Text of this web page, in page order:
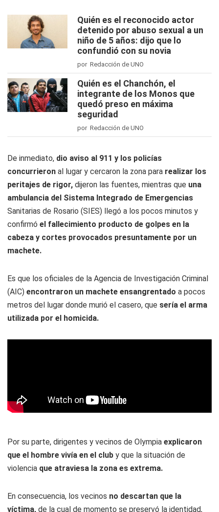
Quién es el reconocido actor
detenido por abuso sexual a un
niño de 5 años: dijo que lo
confundió con su novia
por Redacción de UNO
Quién es el Chanchón, el
integrante de los Monos que
quedó preso en máxima
seguridad
por Redacción de UNO
De inmediato, dio aviso al 911 y los policías
concurrieron al lugar y cercaron la zona para realizar los
peritajes de rigor, dijeron las fuentes, mientras que una
ambulancia del Sistema Integrado de Emergencias
Sanitarias de Rosario (SIES) llegó a los pocos minutos y
confirmó el fallecimiento producto de golpes en la
cabeza y cortes provocados presuntamente por un
machete.
Es que los oficiales de la Agencia de Investigación Criminal
(AIC) encontraron un machete ensangrentado a pocos
metros del lugar donde murió el casero, que sería el arma
utilizada por el homicida.
Por su parte, dirigentes y vecinos de Olympia explicaron
que el hombre vivía en el club y que la situación de
violencia que atraviesa la zona es extrema.
En consecuencia, los vecinos no descartan que la
víctima, de la cual de momento se preservó la identidad,